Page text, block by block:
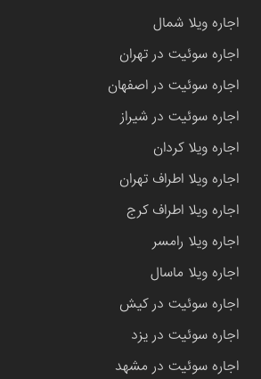
اجاره ویلا شمال
اجاره سوئیت در تهران
اجاره سوئیت در اصفهان
اجاره سوئیت در شیراز
اجاره ویلا کردان
اجاره ویلا اطراف تهران
اجاره ویلا اطراف کرج
اجاره ویلا رامسر
اجاره ویلا ماسال
اجاره سوئیت در کیش
اجاره سوئیت در یزد
اجاره سوئیت در مشهد